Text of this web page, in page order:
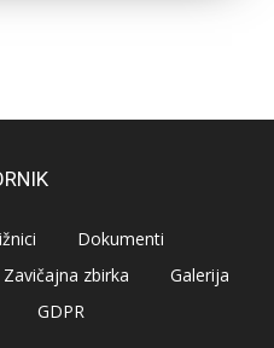
Dokumenti
Zavičajna zbirka
Galerija
GDPR